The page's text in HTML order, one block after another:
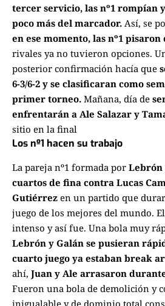
tercer servicio, las nº1 rompían
poco más del marcador. Así, se
en ese momento, las nº1
rivales ya no tuvieron opciones.
posterior confirmación hacía que
6-3/6-2 y se clasificaran como
primer torneo. Mañana, día de
enfrentarán a Ale Salazar y
sitio en la final
Los nº1 hacen su trabajo
La pareja nº1 formada por Lebrón
cuartos de fina contra Lucas
Gutiérrez en un partido que
juego de los mejores del mundo.
intenso y así fue. Una bola muy
Lebrón y Galán se pusieran
cuarto juego ya estaban break
ahí, Juan y Ale arrasaron
Fueron una bola de demolición y
inigualable y de dominio total